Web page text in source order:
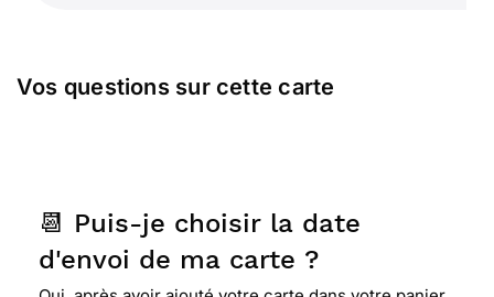
Vos questions sur cette carte
📆 Puis-je choisir la date
d'envoi de ma carte ?